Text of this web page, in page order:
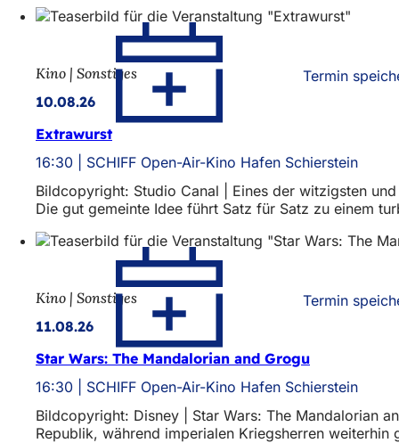
Termin
Kino | Sonstiges
10.08.26
Extrawurst
16:30
SCHIFF Open-Air-Kino Hafen Schierstein
Bildcopyright: Studio Canal | Eines der witzigsten
Die gut gemeinte Idee führt Satz für Satz zu einem
Termin
Kino | Sonstiges
11.08.26
Star Wars: The Mandalorian and Grogu
16:30
SCHIFF Open-Air-Kino Hafen Schierstein
Bildcopyright: Disney | Star Wars: The Mandalorian
Republik, während imperialen Kriegsherren